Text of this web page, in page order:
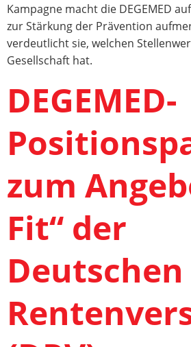
Kampagne macht die DEGEMED
zur Stärkung der Prävention
verdeutlicht sie, welchen
Gesellschaft hat.
DEGEMED-
zum
Fit“ der
Deutschen